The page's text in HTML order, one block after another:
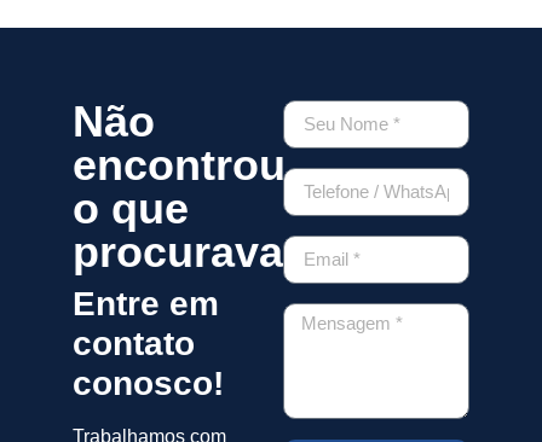
Não
encontrou
o que
procurava?
Entre em
contato
conosco!
Trabalhamos com